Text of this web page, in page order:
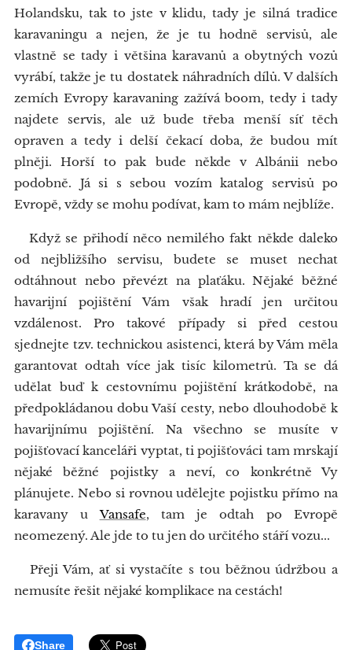
Holandsku, tak to jste v klidu, tady je silná tradice
karavaningu a nejen, že je tu hodně servisů, ale
vlastně se tady i většina karavanů a obytných vozů
vyrábí, takže je tu dostatek náhradních dílů. V dalších
zemích Evropy karavaning zažívá boom, tedy i tady
najdete servis, ale už bude třeba menší síť těch
opraven a tedy i delší čekací doba, že budou mít
plněji. Horší to pak bude někde v Albánii nebo
podobně. Já si s sebou vozím katalog servisů po
Evropě, vždy se mohu podívat, kam to mám nejblíže.
Když se přihodí něco nemilého fakt někde daleko
od nejbližšího servisu, budete se muset nechat
odtáhnout nebo převézt na plaťáku. Nějaké běžné
havarijní pojištění Vám však hradí jen určitou
vzdálenost. Pro takové případy si před cestou
sjednejte tzv. technickou asistenci, která by Vám měla
garantovat odtah více jak tisíc kilometrů. Ta se dá
udělat buď k cestovnímu pojištění krátkodobě, na
předpokládanou dobu Vaší cesty, nebo dlouhodobě k
havarijnímu pojištění. Na všechno se musíte v
pojišťovací kanceláři vyptat, ti pojišťováci tam mrskají
nějaké běžné pojistky a neví, co konkrétně Vy
plánujete. Nebo si rovnou udělejte pojistku přímo na
karavany uVansafe, tam je odtah po Evropě
neomezený. Ale jde to tu jen do určitého stáří vozu...
Přeji Vám, ať si vystačíte s tou běžnou údržbou a
nemusíte řešit nějaké komplikace na cestách!
Share